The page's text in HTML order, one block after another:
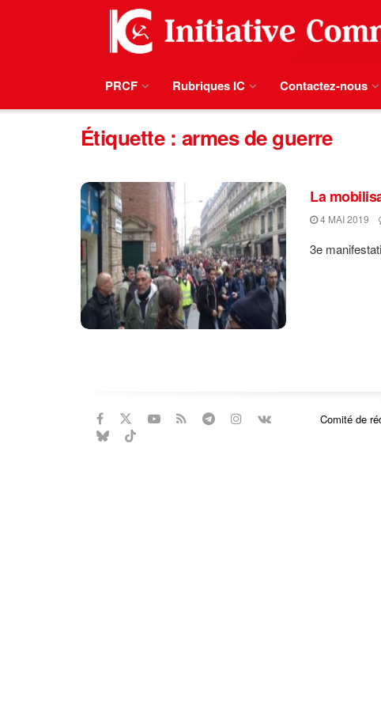
PRCF Rubriques IC Contactez-nous
Étiquette : armes de guerre
La
4 MAI 2019
3e
Comité de